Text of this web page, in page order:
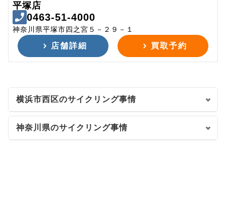
平塚店
0463-51-4000
神奈川県平塚市四之宮５－２９－１
店舗詳細 買取予約
横浜市西区のサイクリング事情
神奈川県のサイクリング事情